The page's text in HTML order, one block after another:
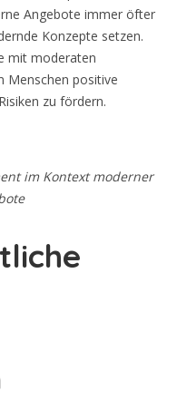
Angebote immer öfter
Konzepte setzen.
mit moderaten
Menschen positive
zu fördern.
im Kontext moderner